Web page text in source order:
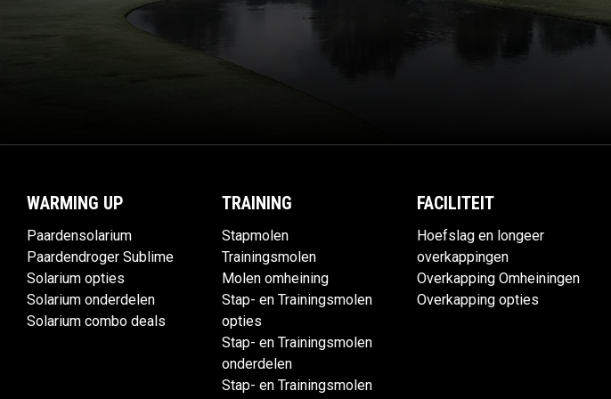
WARMING UP
Paardensolarium
Paardendroger Sublime
Solarium opties
Solarium onderdelen
Solarium combo deals
TRAINING
Stapmolen
Trainingsmolen
Molen omheining
Stap- en Trainingsmolen
opties
Stap- en Trainingsmolen
onderdelen
Stap- en Trainingsmolen
FACILITEIT
Hoefslag en longeer
overkappingen
Overkapping Omheiningen
Overkapping opties